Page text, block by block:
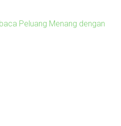
Peluang Menang dengan